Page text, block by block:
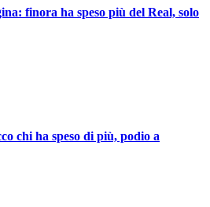
finora ha speso più del Real, solo
chi ha speso di più, podio a